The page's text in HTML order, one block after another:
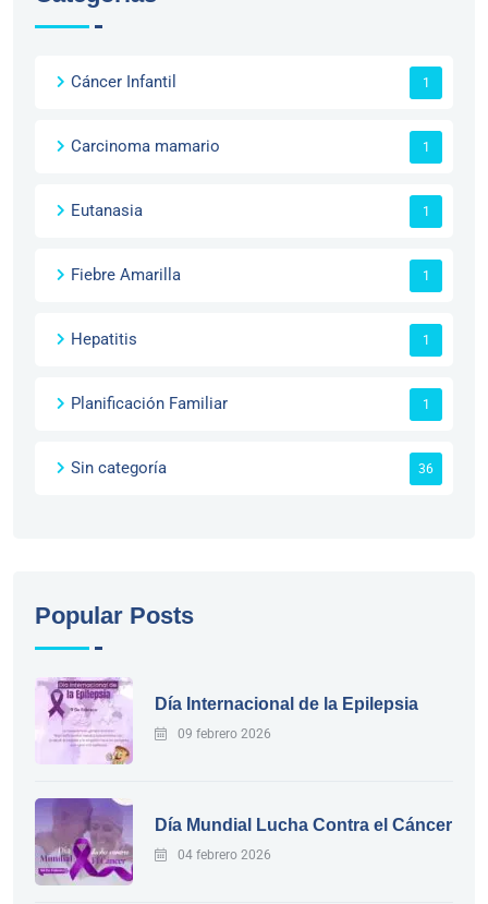
Cáncer Infantil 1
Carcinoma mamario 1
Eutanasia 1
Fiebre Amarilla 1
Hepatitis 1
Planificación Familiar 1
Sin categoría 36
Popular Posts
Día Internacional de la Epilepsia
09 febrero 2026
Día Mundial Lucha Contra el Cáncer
04 febrero 2026